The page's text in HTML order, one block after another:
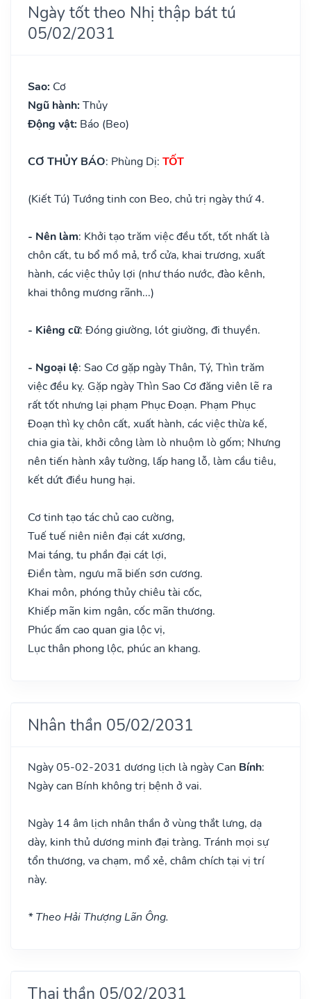
Ngày tốt theo Nhị thập bát tú
05/02/2031
Sao: Cơ
Ngũ hành: Thủy
Động vật: Báo (Beo)
CƠ THỦY BÁO: Phùng Dị: TỐT
(Kiết Tú) Tướng tinh con Beo, chủ trị ngày thứ 4.
- Nên làm: Khởi tạo trăm việc đều tốt, tốt nhất là
chôn cất, tu bổ mồ mả, trổ cửa, khai trương, xuất
hành, các việc thủy lợi (như tháo nước, đào kênh,
khai thông mương rãnh...)
- Kiêng cữ: Đóng giường, lót giường, đi thuyền.
- Ngoại lệ: Sao Cơ gặp ngày Thân, Tý, Thìn trăm
việc đều kỵ. Gặp ngày Thìn Sao Cơ đăng viên lẽ ra
rất tốt nhưng lại phạm Phục Đoạn. Phạm Phục
Đoạn thì kỵ chôn cất, xuất hành, các việc thừa kế,
chia gia tài, khởi công làm lò nhuộm lò gốm; Nhưng
nên tiến hành xây tường, lấp hang lỗ, làm cầu tiêu,
kết dứt điều hung hại.
Cơ tinh tạo tác chủ cao cường,
Tuế tuế niên niên đại cát xương,
Mai táng, tu phần đại cát lợi,
Điền tàm, ngưu mã biến sơn cương.
Khai môn, phóng thủy chiêu tài cốc,
Khiếp mãn kim ngân, cốc mãn thương.
Phúc ấm cao quan gia lộc vị,
Lục thân phong lộc, phúc an khang.
Nhân thần 05/02/2031
Ngày 05-02-2031 dương lịch là ngày Can Bính:
Ngày can Bính không trị bệnh ở vai.
Ngày 14 âm lịch nhân thần ở vùng thắt lưng, dạ
dày, kinh thủ dương minh đại tràng. Tránh mọi sự
tổn thương, va chạm, mổ xẻ, châm chích tại vị trí
này.
* Theo Hải Thượng Lãn Ông.
Thai thần 05/02/2031